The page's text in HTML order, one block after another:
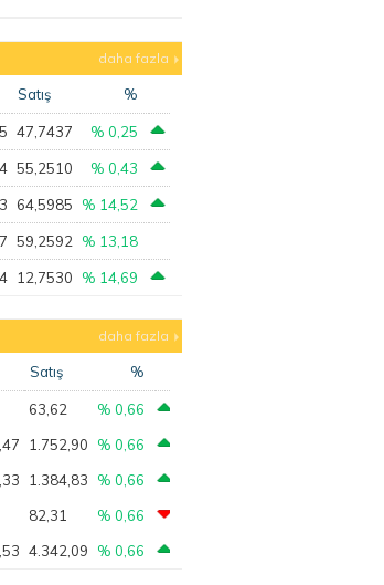
daha fazla
Satış %
47,7437 % 0,25
55,2510 % 0,43
64,5985 % 14,52
59,2592 % 13,18
12,7530 % 14,69
daha fazla
Satış %
63,62
% 0,66
1.752,90
% 0,66
1.384,83
% 0,66
82,31
% 0,66
4.342,09 % 0,66